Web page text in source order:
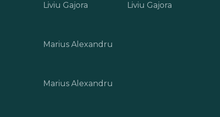
Liviu Gajora Liviu Gajora
Marius Alexandru
Marius Alexandru